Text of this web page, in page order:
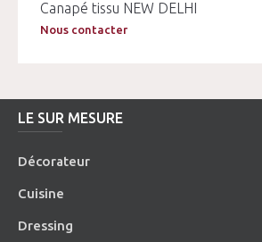
Canapé tissu NEW DELHI
Nous contacter
LE SUR MESURE
Décorateur
Cuisine
Dressing